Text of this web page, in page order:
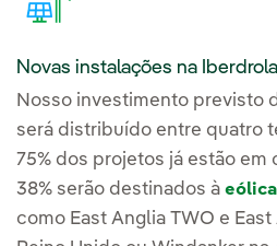
Novas instalações na Iberdrola
Nosso investimento previsto
será distribuído entre quatro
75% dos projetos já estão em
38% serão destinados à eólica
como East Anglia TWO e East